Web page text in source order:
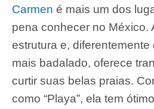
Carmen é mais um dos
pena conhecer no México.
estrutura e,
mais badalado, oferece
curtir suas belas praias.
como “Playa”, ela tem